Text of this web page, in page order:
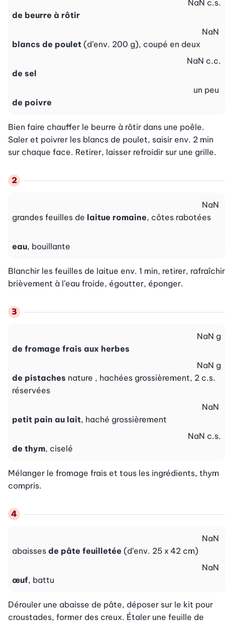
de beurre à rôtir
NaN c.s.
blancs de poulet (d’env. 200 g), coupé en deux
NaN
de sel
NaN c.c.
de poivre
un peu
Bien faire chauffer le beurre à rôtir dans une poêle.
Saler et poivrer les blancs de poulet, saisir env. 2 min
sur chaque face. Retirer, laisser refroidir sur une grille.
grandes feuilles de laitue romaine, côtes rabotées
NaN
eau, bouillante
Blanchir les feuilles de laitue env. 1 min, retirer, rafraîchir
brièvement à l’eau froide, égoutter, éponger.
de fromage frais aux herbes
NaN g
de pistaches nature , hachées grossièrement, 2 c.s.
réservées
NaN g
petit pain au lait, haché grossièrement
NaN
de thym, ciselé
NaN c.s.
Mélanger le fromage frais et tous les ingrédients, thym
compris.
abaisses de pâte feuilletée (d’env. 25 x 42 cm)
NaN
œuf, battu
NaN
Dérouler une abaisse de pâte, déposer sur le kit pour
croustades, former des creux. Étaler une feuille de